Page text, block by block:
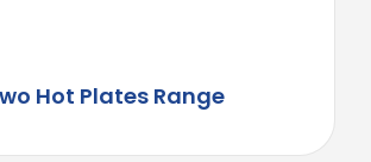
Hot Plates Range